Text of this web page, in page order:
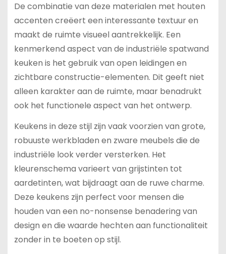
De combinatie van deze materialen met houten
accenten creëert een interessante textuur en
maakt de ruimte visueel aantrekkelijk. Een
kenmerkend aspect van de industriële spatwand
keuken is het gebruik van open leidingen en
zichtbare constructie-elementen. Dit geeft niet
alleen karakter aan de ruimte, maar benadrukt
ook het functionele aspect van het ontwerp.
Keukens in deze stijl zijn vaak voorzien van grote,
robuuste werkbladen en zware meubels die de
industriële look verder versterken. Het
kleurenschema varieert van grijstinten tot
aardetinten, wat bijdraagt aan de ruwe charme.
Deze keukens zijn perfect voor mensen die
houden van een no-nonsense benadering van
design en die waarde hechten aan functionaliteit
zonder in te boeten op stijl.